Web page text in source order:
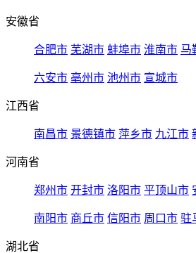
安徽省
合肥市 芜湖市 蚌埠市 淮南市 马
六安市 亳州市 池州市 宣城市
江西省
南昌市 景德镇市 萍乡市 九江市
河南省
郑州市 开封市 洛阳市 平顶山市
南阳市 商丘市 信阳市 周口市 驻
湖北省